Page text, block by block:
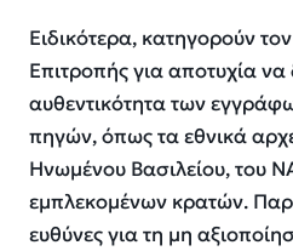
Ειδικότερα, κατηγορούν
Επιτροπής για αποτυχία
αυθεντικότητα των
πηγών, όπως τα εθνικά
Ηνωμένου Βασιλείου, του
εμπλεκομένων κρατών.
ευθύνες για τη μη